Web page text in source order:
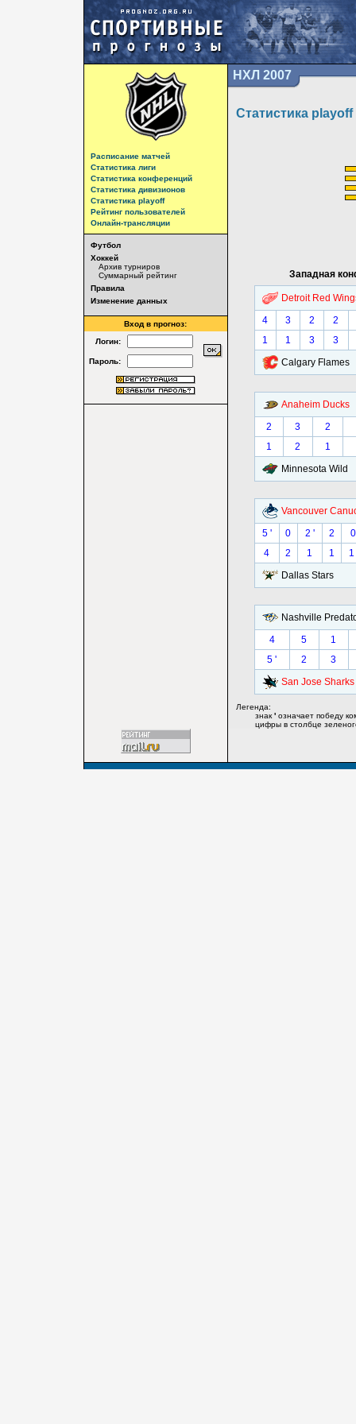
Расписание матчей
Статистика лиги
Статистика конференций
Статистика дивизионов
Статистика playoff
Рейтинг пользователей
Онлайн-трансляции
Футбол
Хоккей
Архив турниров
Суммарный рейтинг
Правила
Изменение данных
Вход в прогноз:
Логин:
Пароль:
НХЛ 2007
Статистика playoff
Западная
Detroit Red
4
3 2
2
1
1 3
3
Calgary Flames
Anaheim Ducks
2
3 2
1
2 1
Minnesota Wild
Vancouver
5 '
0 2 ' 2
0
4
2 1 1
1
Dallas Stars
Nashville
4
5
1
5 '
2
3
San Jose Sharks
Легенда:
знак 'означает победу
цифры в столбце зеленого